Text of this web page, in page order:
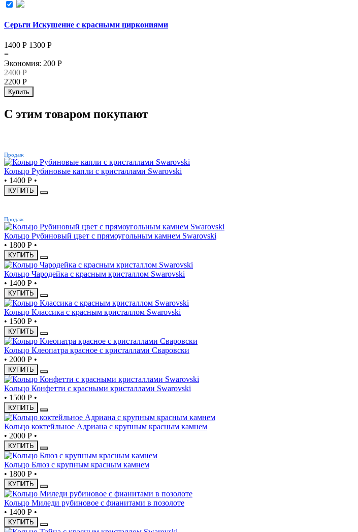
Серьги Искушение с красными циркониями
1400 Р 1300 Р
=
Экономия: 200 Р
2400Р
2200 Р
Купить
С этим товаром покупают
Продаж
Кольцо Рубиновые капли с кристаллами Swarovski
• 1400 Р •
КУПИТЬ
Продаж
Кольцо Рубиновый цвет с прямоугольным камнем Swarovski
• 1800 Р •
КУПИТЬ
Кольцо Чародейка с красным кристаллом Swarovski
• 1400 Р •
КУПИТЬ
Кольцо Классика с красным кристаллом Swarovski
• 1500 Р •
КУПИТЬ
Кольцо Клеопатра красное с кристаллами Сваровски
• 2000 Р •
КУПИТЬ
Кольцо Конфетти с красными кристаллами Swarovski
• 1500 Р •
КУПИТЬ
Кольцо коктейльное Адриана с крупным красным камнем
• 2000 Р •
КУПИТЬ
Кольцо Блюз с крупным красным камнем
• 1800 Р •
КУПИТЬ
Кольцо Миледи рубиновое с фианитами в позолоте
• 1400 Р •
КУПИТЬ